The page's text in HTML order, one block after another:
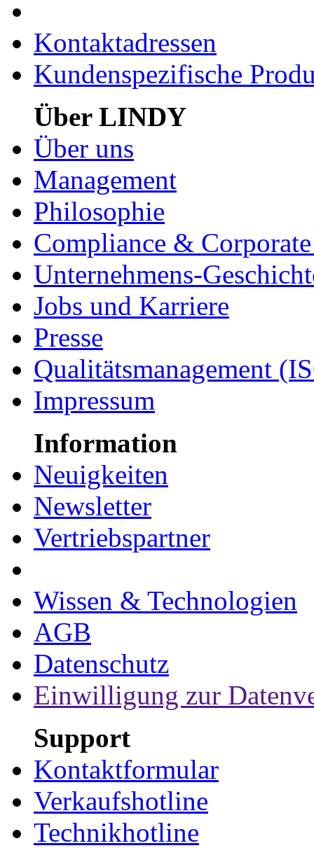
Kontaktadressen
Kundenspezifische
Über LINDY
Über uns
Management
Philosophie
Compliance &
Unternehmens-
Jobs und Karriere
Presse
Qualitätsmanagement
Impressum
Information
Neuigkeiten
Newsletter
Vertriebspartner
Wissen & Technologien
AGB
Datenschutz
Einwilligung zur
Support
Kontaktformular
Verkaufshotline
Technikhotline